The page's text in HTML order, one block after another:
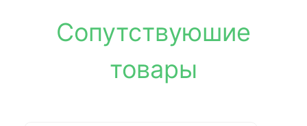
Сопутствуюшие
товары